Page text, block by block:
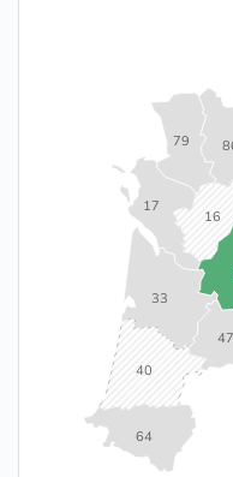
16
17
33
40
47
64
79